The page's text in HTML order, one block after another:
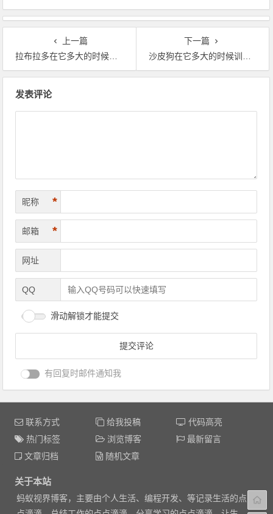
上一篇
拉布拉多在它多大的时候训练好？拉布拉多怎么训练
下一篇
沙皮狗在它多大的时候训练好？沙皮狗多怎么训练
发表评论
昵称 *
邮箱 *
网址
QQ
滑动解锁才能提交
有回复时邮件通知我
联系方式 给我投稿
代码高亮
热门标签
浏览博客
最新留言
文章归档
随机文章
关于本站
蚂蚁视界博客，主要由个人生活、编程开发、等记录生活的点